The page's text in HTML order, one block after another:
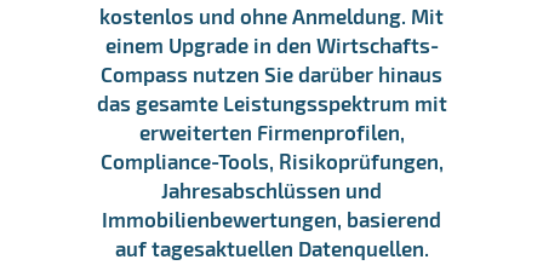
kostenlos und ohne Anmeldung. Mit
einem Upgrade in den Wirtschafts-
Compass nutzen Sie darüber hinaus
das gesamte Leistungsspektrum mit
erweiterten Firmenprofilen,
Compliance-Tools, Risikoprüfungen,
Jahresabschlüssen und
Immobilienbewertungen, basierend
auf tagesaktuellen Datenquellen.